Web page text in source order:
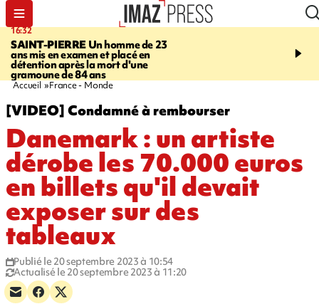
16:32
SAINT-PIERREUn homme de 23
ans mis en examen et placé en
détention après la mort d'une
gramoune de 84 ans
21:08
et Turquie scellent un
Accueil France - Monde
[VIDEO] Condamné à rembourser
Danemark : un artiste
dérobe les 70.000 euros
en billets qu'il devait
exposer sur des
tableaux
Publié le 20 septembre 2023 à 10:54
Actualisé le 20 septembre 2023 à 11:20